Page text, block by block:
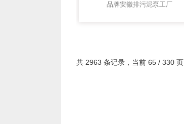
品牌安徽排污泥泵工厂
共 2963 条记录，当前 65 / 330 页